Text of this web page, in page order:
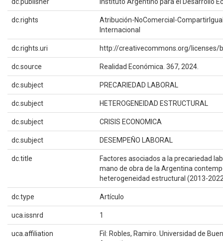
dc.rights
Atribución-NoComercial-
Internacional
dc.rights.uri http://creativecommons.org/licenses/
dc.source Realidad Económica. 367, 2024.
dc.subject PRECARIEDAD LABORAL
dc.subject HETEROGENEIDAD ESTRUCTURAL
dc.subject CRISIS ECONOMICA
dc.subject DESEMPEÑO LABORAL
dc.title
Factores asociados a la precariedad
mano de obra de la Argentina
heterogeneidad estructural (2013-
dc.type Artículo
uca.issnrd 1
uca.affiliation
Fil: Robles, Ramiro. Universidad de